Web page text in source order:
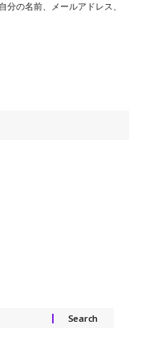
の名前、メールアドレス、